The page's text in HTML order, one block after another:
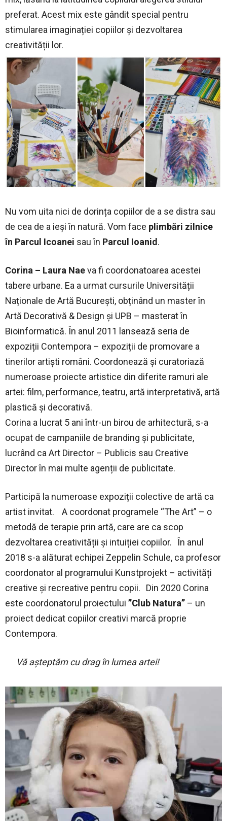
preferat. Acest mix este gândit special pentru
stimularea imaginației copiilor și dezvoltarea
creativității lor.
Nu vom uita nici de dorința copiilor de a se distra sau
de cea de a ieși în natură. Vom face plimbări zilnice
în Parcul Icoanei sau în Parcul Ioanid.
Corina – Laura Naeva fi coordonatoarea acestei
tabere urbane. Ea a urmat cursurile Universității
Naționale de Artă București, obținând un master în
Artă Decorativă & Design și UPB – masterat în
Bioinformatică. În anul 2011 lansează seria de
expoziții Contempora – expoziții de promovare a
tinerilor artiști români. Coordonează și curatoriază
numeroase proiecte artistice din diferite ramuri ale
artei: film, performance, teatru, artă interpretativă, artă
plastică și decorativă.
Corina a lucrat 5 ani într-un birou de arhitectură, s-a
ocupat de campaniile de branding și publicitate,
lucrând ca Art Director – Publicis sau Creative
Director în mai multe agenții de publicitate.
Participă la numeroase expoziții colective de artă ca
artist invitat. A coordonat programele “The Art” – o
metodă de terapie prin artă, care are ca scop
dezvoltarea creativității și intuiției copiilor. În anul
2018 s-a alăturat echipei Zeppelin Schule, ca profesor
coordonator al programului Kunstprojekt – activități
creative și recreative pentru copii. Din 2020 Corina
este coordonatorul proiectului ”Club Natura” – un
proiect dedicat copiilor creativi marcă proprie
Contempora.
Vă așteptăm cu drag în lumea artei!